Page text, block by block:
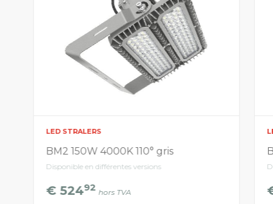
LED STRALERS
BM2 150W 4000K 110° gris
Disponible en différentes versions
€ 52492 hors TVA